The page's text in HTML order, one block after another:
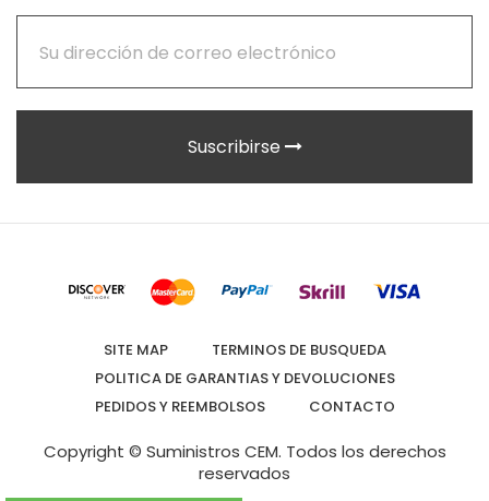
Suscribirse
SITE MAP
TERMINOS DE BUSQUEDA
POLITICA DE GARANTIAS Y DEVOLUCIONES
PEDIDOS Y REEMBOLSOS
CONTACTO
Copyright © Suministros CEM. Todos los derechos
reservados